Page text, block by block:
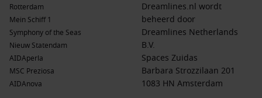
Rotterdam
Mein Schiff 1
Symphony of the Seas
Nieuw Statendam
AIDAperla
MSC Preziosa
AIDAnova
Dreamlines.nl wordt
beheerd door
Dreamlines Netherlands
B.V.
Spaces Zuidas
Barbara Strozzilaan 201
1083 HN Amsterdam